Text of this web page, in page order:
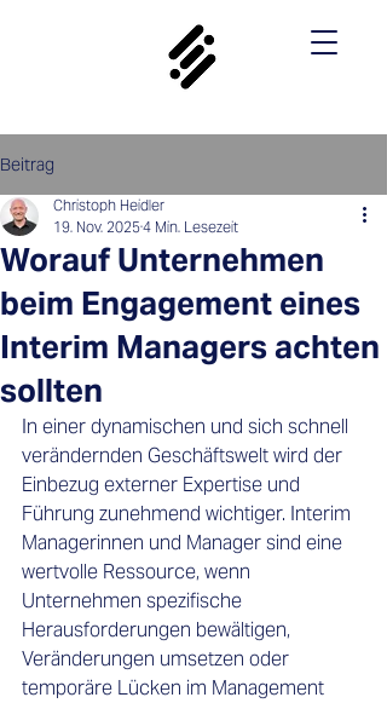
Beitrag
Worauf Unternehmen
beim Engagement eines
Interim Managers achten
sollten
Christoph Heidler
19. Nov. 20254 Min. Lesezeit
In einer dynamischen und sich schnell
verändernden Geschäftswelt wird der
Einbezug externer Expertise und
Führung zunehmend wichtiger. Interim
Managerinnen und Manager sind eine
wertvolle Ressource, wenn
Unternehmen spezifische
Herausforderungen bewältigen,
Veränderungen umsetzen oder
temporäre Lücken im Management